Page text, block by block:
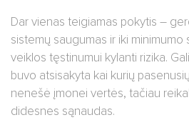
Dar vienas teigiamas pokytis –
sistemų saugumas ir iki minimumo
veiklos tęstinumui kylanti rizika.
buvo atsisakyta kai kurių
nenešė įmonei vertės, tačiau
didesnes sąnaudas.